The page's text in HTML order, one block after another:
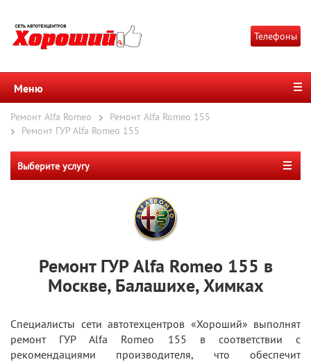
Телефоны
Меню
Ремонт Alfa Romeo
Ремонт Alfa Romeo 155
Ремонт ГУР Alfa Romeo 155
Выберите услугу
Ремонт ГУР Alfa Romeo 155 в
Москве, Балашихе, Химках
Специалисты сети автотехцентров «Хороший» выполнят
ремонт ГУР Alfa Romeo 155 в соответствии с
рекомендациями производителя, что обеспечит